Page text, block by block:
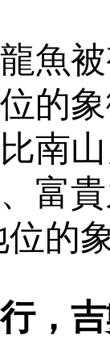
魚
的
南
富
的象
，